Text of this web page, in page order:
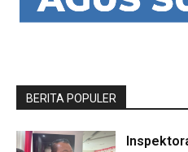
BERITA POPULER